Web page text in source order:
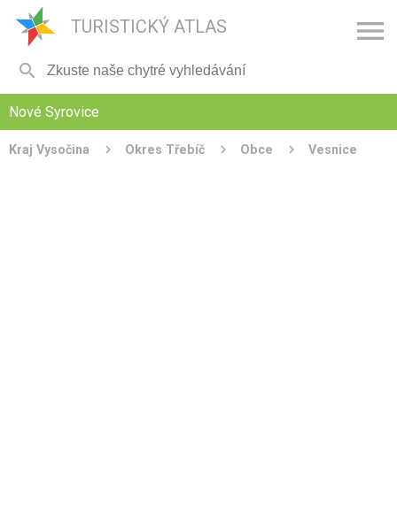
TURISTICKÝ ATLAS 

Nové Syrovice
Kraj Vysočina Okres Třebíč Obce Vesnice